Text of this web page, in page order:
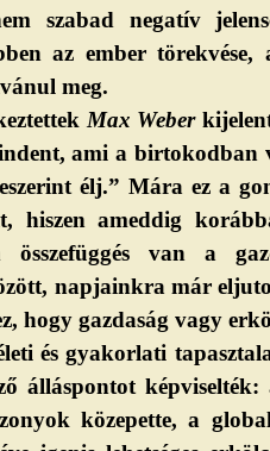
szabad negatív
az ember törekvése,
meg.
Max Weber
ami a birtokodban
élj.” Mára ez a
hiszen ameddig
van a
napjainkra már
hogy gazdaság vagy
és gyakorlati
álláspontot képviselték:
közepette, a